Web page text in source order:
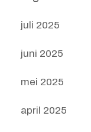
juli 2025
juni 2025
mei 2025
april 2025